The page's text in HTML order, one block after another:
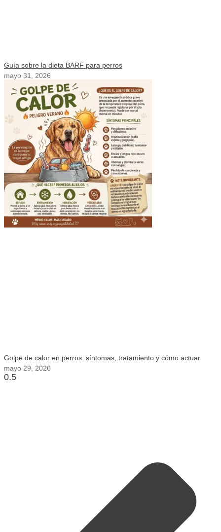
Guía sobre la dieta BARF para perros
mayo 31, 2026
Golpe de calor en perros: síntomas, tratamiento y cómo actuar
mayo 29, 2026